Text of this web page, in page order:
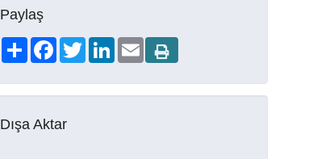
Paylaş
ShareFacebookTwitterLinkedIn
Email
Dışa Aktar